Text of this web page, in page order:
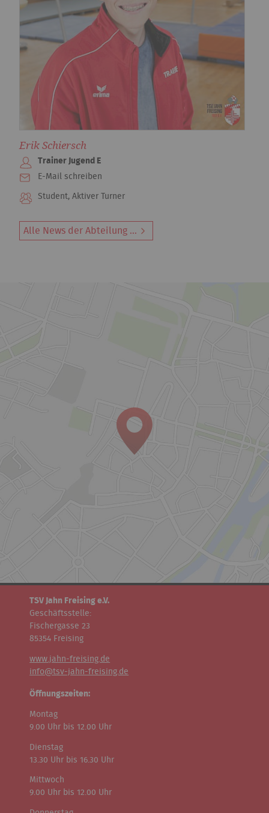
Erik Schiersch
Trainer Jugend E
E-Mail schreiben
Student, Aktiver Turner
Alle News der Abteilung ...
TSV Jahn Freising e.V.
Geschäftsstelle:
Fischergasse 23
85354 Freising
www.jahn-freising.de
info@tsv-jahn-freising.de
Öffnungszeiten:
Montag
9.00 Uhr bis 12.00 Uhr
Dienstag
13.30 Uhr bis 16.30 Uhr
Mittwoch
9.00 Uhr bis 12.00 Uhr